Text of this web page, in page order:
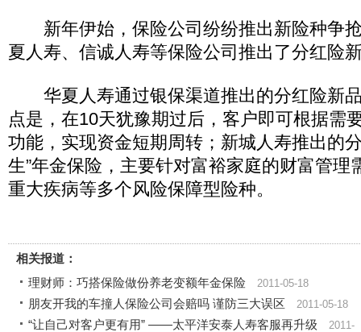
新年伊始，保险公司纷纷推出新险种争抢
夏人寿、信诚人寿等保险公司推出了分红险
华夏人寿通过银保渠道推出的分红险新品
点是，在10天犹豫期过后，客户即可根据需
功能，实现资金短期周转；新城人寿推出的
生”年金保险，主要针对富裕家庭的财富管理
重大疾病等多个风险保障型险种。
相关报道：
理财师：巧搭保险做份养老变额年金保险
2011-05-18
朋友开我的车撞人保险公司会赔吗 谨防三大误区 2011-05-18
“让自己对客户更有用” ――太平洋安泰人寿客服再升级 2011-